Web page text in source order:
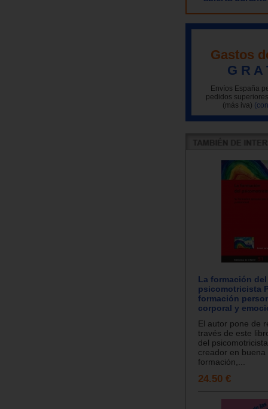
Gastos
G R A
Envíos España
pedidos
(más iva)
La formación del
psicomotricista
formación
corporal y
El autor pone de
través de este
del
creador en
formación,...
24.50 €